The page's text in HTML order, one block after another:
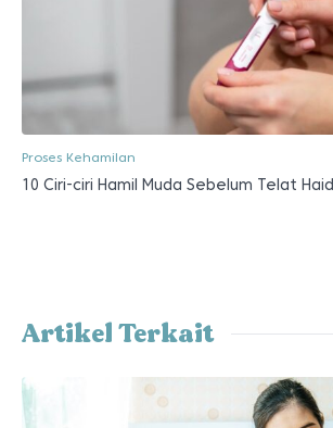
Proses Kehamilan
10 Ciri-ciri Hamil Muda Sebelum Telat Haid
Artikel Terkait